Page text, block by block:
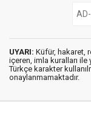
UYARI: Küfür, hakaret,
içeren, imla kuralları ile
Türkçe karakter
onaylanmamaktadır.